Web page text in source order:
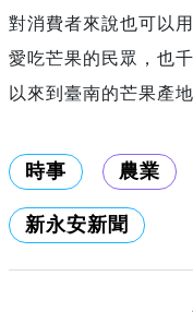
對消費者來說也可以
愛吃芒果的民眾，也
以來到臺南的芒果產
時事 農業
新永安新聞